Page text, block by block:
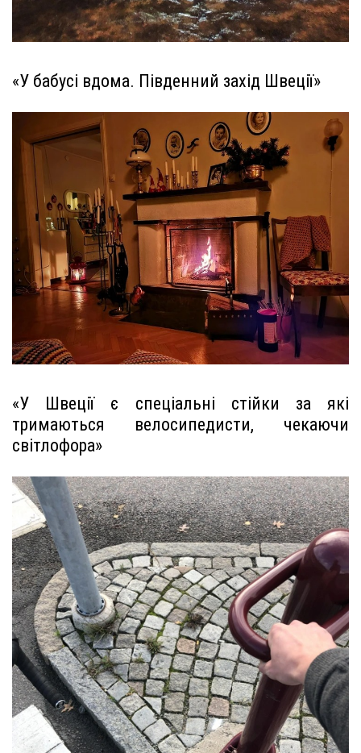
«У бабусі вдома. Південний захід Швеції»
«У Швеції є спеціальні стійки за які
тримаються велосипедисти, чекаючи
світлофора»